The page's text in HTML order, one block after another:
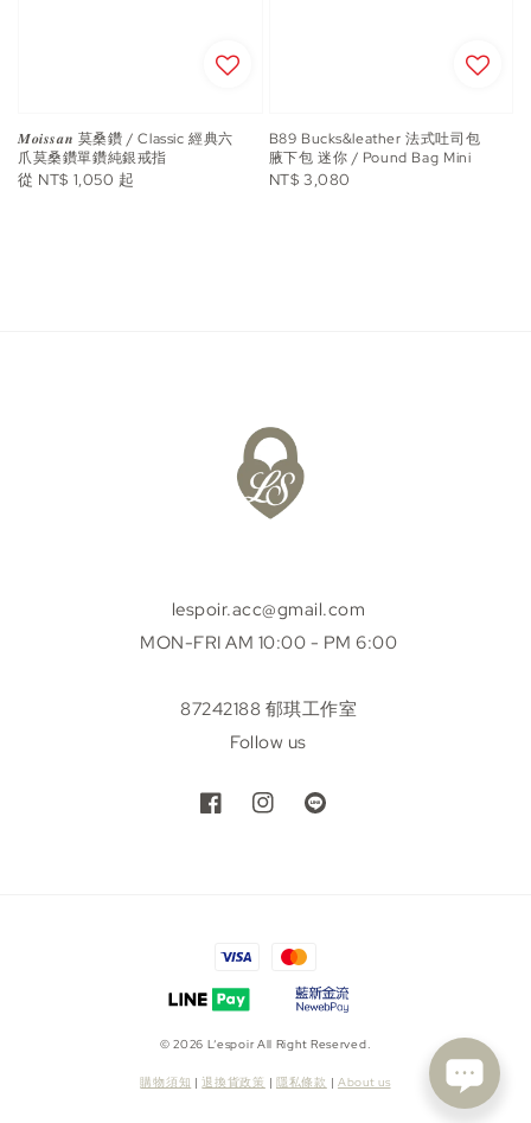
𝑴𝒐𝒊𝒔𝒔𝒂𝒏 莫桑鑽 / Classic 經典六
爪莫桑鑽單鑽純銀戒指
Regular
從 NT$ 1,050 起
B89 Bucks&leather 法式吐司包
腋下包 迷你 / Pound Bag Mini
Regular
NT$ 3,080
lespoir.acc@gmail.com
MON-FRI AM 10:00 - PM 6:00
87242188 郁琪工作室
Follow us
© 2026 L’espoir All Right Reserved.
購物須知 |退換貨政策 | 隱私條款 | About us